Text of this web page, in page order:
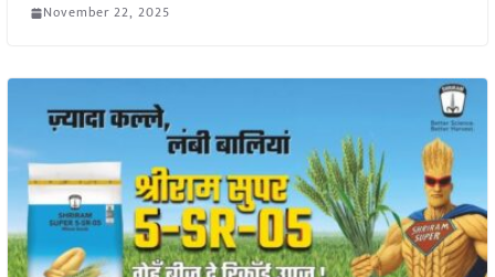
November 22, 2025